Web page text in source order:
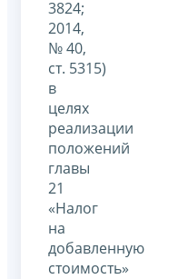
3824;
2014,
№ 40,
ст. 5315)
в
целях
реализации
положений
главы
21
«Налог
на
добавленную
стоимость»